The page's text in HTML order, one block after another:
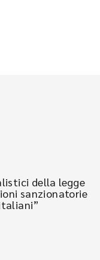
della legge
sanzionatorie